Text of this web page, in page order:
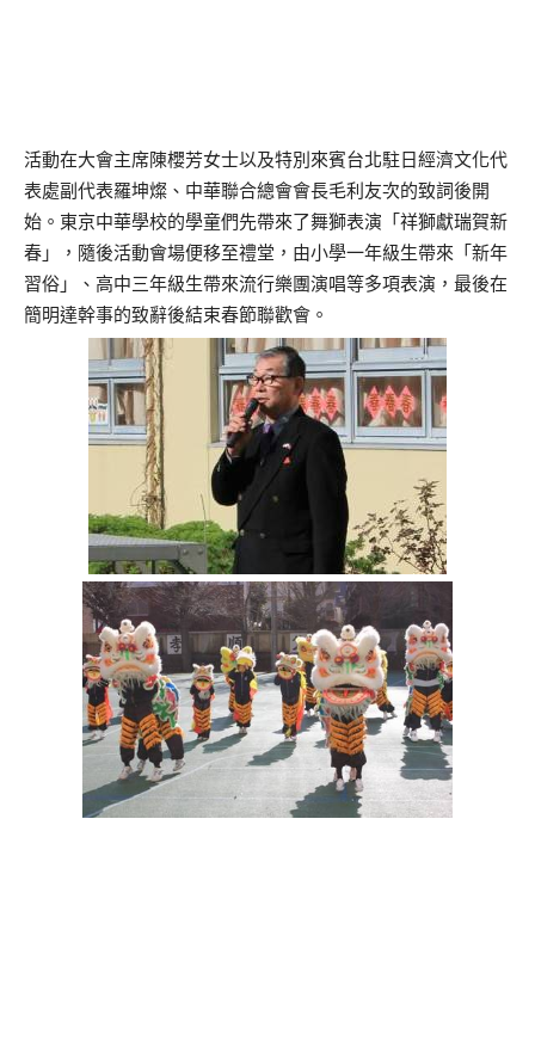
活動在大會主席陳櫻芳女士以及特別來賓台北駐日經濟文化代
表處副代表羅坤燦、中華聯合總會會長毛利友次的致詞後開
始。東京中華學校的學童們先帶來了舞獅表演「祥獅獻瑞賀新
春」，隨後活動會場便移至禮堂，由小學一年級生帶來「新年
習俗」、高中三年級生帶來流行樂團演唱等多項表演，最後在
簡明達幹事的致辭後結束春節聯歡會。